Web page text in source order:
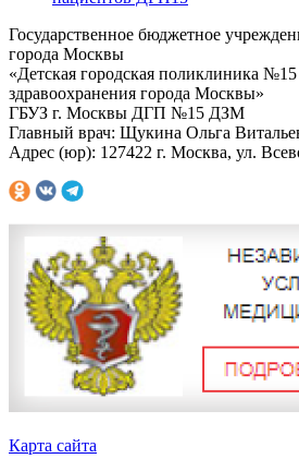
Государственное бюджетное
города Москвы
«Детская городская поликлиника
здравоохранения города Москвы»
ГБУЗ г. Москвы ДГП №15 ДЗМ
Главный врач: Щукина Ольга
Адрес (юр): 127422 г. Москва, ул.
Карта сайта